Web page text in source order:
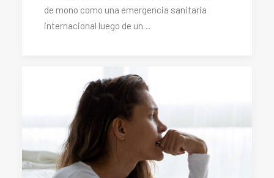
de mono como una emergencia sanitaria
internacional luego de un…